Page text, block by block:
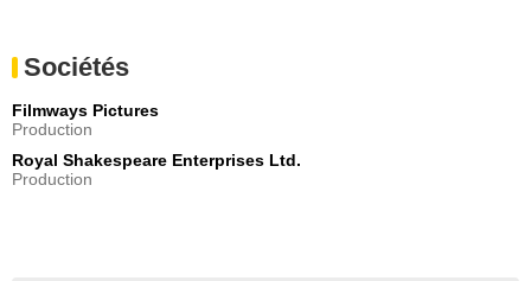
Sociétés
Filmways Pictures
Production
Royal Shakespeare Enterprises Ltd.
Production